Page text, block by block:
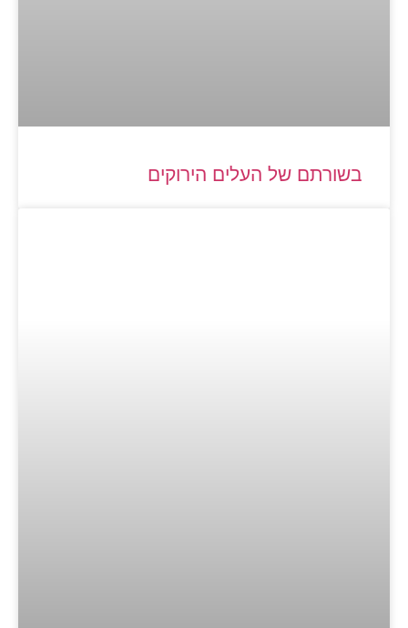
בשורתם של העלים הירוקים